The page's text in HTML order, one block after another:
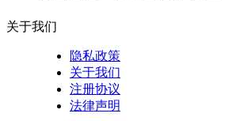
关于我们
隐私政策
关于我们
注册协议
法律声明